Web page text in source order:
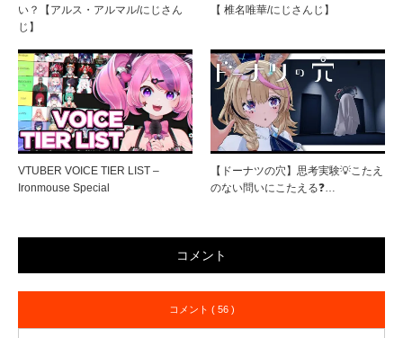
い？【アルス・アルマル/にじさん
じ】
【 椎名唯華/にじさんじ】
VTUBER VOICE TIER LIST –
Ironmouse Special
【ドーナツの穴】思考実験💡こたえ
のない問いにこたえる❓️…
コメント
コメント ( 56 )